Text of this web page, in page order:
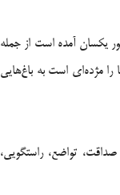
يكسان آمده است از جمله
مژده‌اي است به باغ‌هايي
تواضع، راستگويي،